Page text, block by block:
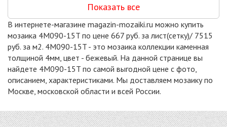
мрамор 300x300
5882 руб. / кв.м.
DAO-606-15-4
мрамор 300x300
5951 руб. / кв.м.
300x300
5951 руб. / кв.м.
-15%
камень 300x300
-15%
мрамор 300x300
мрамор 305x305
Показать все
В интернете-магазине magazin-mozaiki.ru можно купить
мозаика 4M090-15T по цене 667 руб. за лист(сетку)/ 7515
руб. за м2. 4M090-15T - это мозаика коллекции каменная
толщиной 4мм, цвет - бежевый. На данной странице вы
найдете 4M090-15T по самой выгодной цене с фото,
описанием, характеристиками. Мы доставляем мозаику по
Москве, московской области и всей России.